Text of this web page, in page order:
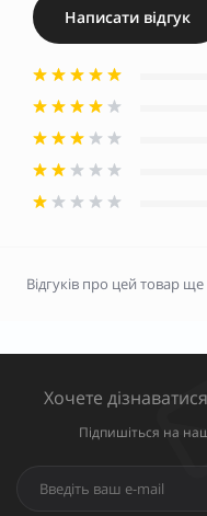
Написати відгук
Відгуків про цей товар
Хочете
Підпишіться на